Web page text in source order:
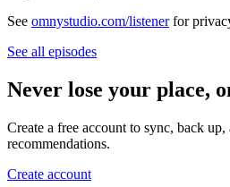
See omnystudio.com/listenerfor
See all episodes
Never lose your place,
Create a free account to sync, back up,
recommendations.
Create account